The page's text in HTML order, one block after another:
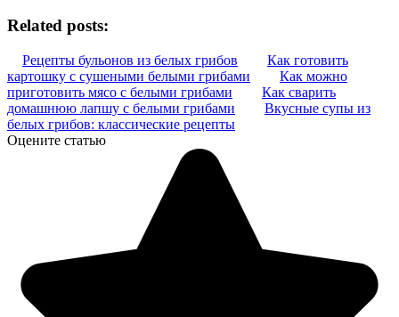
Related posts:
Рецепты бульонов из белых грибов
Как готовить
картошку с сушеными белыми грибами
Как можно
приготовить мясо с белыми грибами
Как сварить
домашнюю лапшу с белыми грибами
Вкусные супы из
белых грибов: классические рецепты
Оцените статью